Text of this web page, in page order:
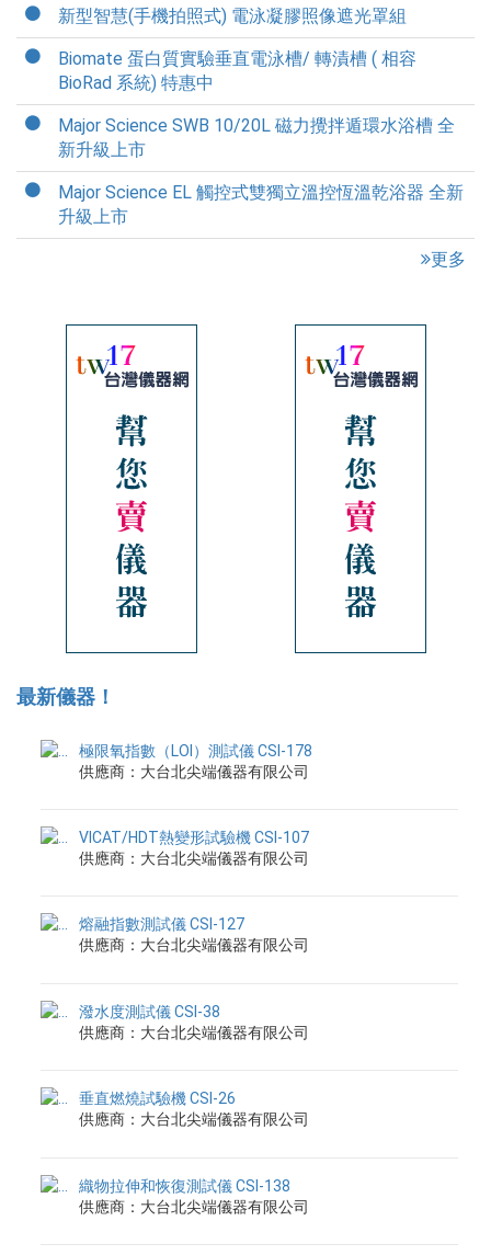
新型智慧(手機拍照式) 電泳凝膠照像遮光罩組
Biomate 蛋白質實驗垂直電泳槽/ 轉漬槽 ( 相容
BioRad 系統) 特惠中
Major Science SWB 10/20L 磁力攪拌遁環水浴槽 全
新升級上市
Major Science EL 觸控式雙獨立溫控恆溫乾浴器 全新
升級上市
更多
最新儀器！
極限氧指數（LOI）測試儀 CSI-178
供應商：大台北尖端儀器有限公司
VICAT/HDT熱變形試驗機 CSI-107
供應商：大台北尖端儀器有限公司
熔融指數測試儀 CSI-127
供應商：大台北尖端儀器有限公司
潑水度測試儀 CSI-38
供應商：大台北尖端儀器有限公司
垂直燃燒試驗機 CSI-26
供應商：大台北尖端儀器有限公司
織物拉伸和恢復測試儀 CSI-138
供應商：大台北尖端儀器有限公司